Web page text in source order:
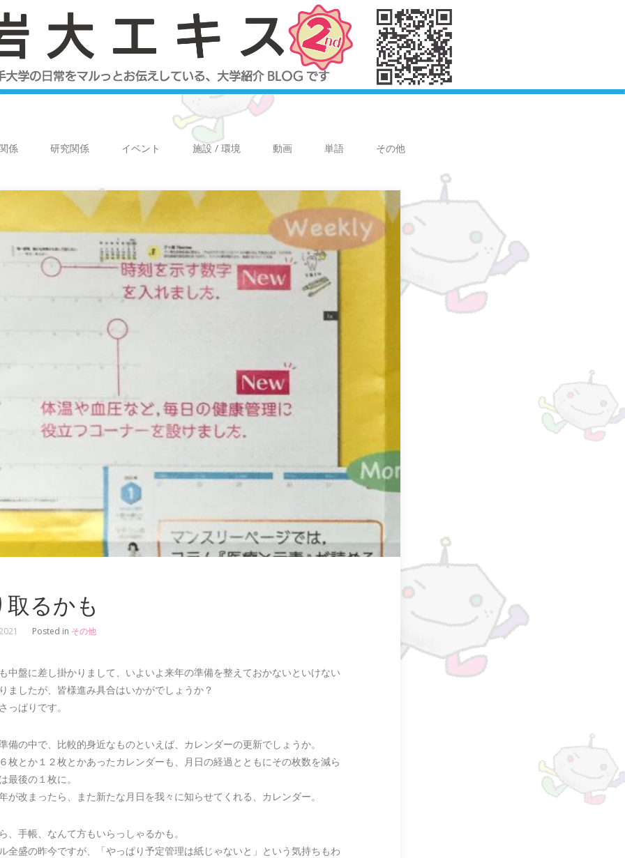
係 研究関係 イベント 施設 / 環境 動画 単語 その他
取るかも
Posted in その他
中盤に差し掛かりまして、いよいよ来年の準備を整えておかないといけない
ましたが、皆様進み具合はいかがでしょうか？
っぱりです。
備の中で、比較的身近なものといえば、カレンダーの更新でしょうか。
枚とか１２枚とかあったカレンダーも、月日の経過とともにその枚数を減ら
最後の１枚に。
が改まったら、また新たな月日を我々に知らせてくれる、カレンダー。
、手帳、なんて方もいらっしゃるかも。
全盛の昨今ですが、「やっぱり予定管理は紙じゃないと」という気持ちもわ